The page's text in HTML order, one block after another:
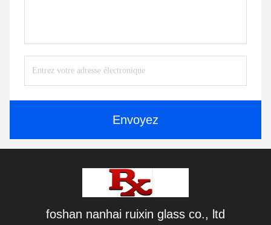
Envoyez
foshan nanhai ruixin glass co., ltd